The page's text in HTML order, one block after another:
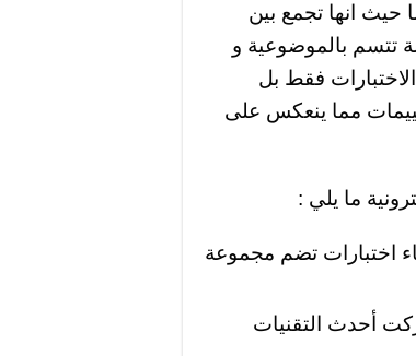
حيث انها تجمع بين
تتسم بالموضوعية و
فقط بل
مما ينعكس على
ما يلي :
اختبارات تضم مجموعة
أحدث التقنيات